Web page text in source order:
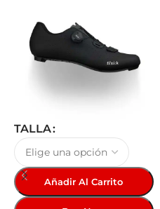
TALLA
Añadir Al Carrito